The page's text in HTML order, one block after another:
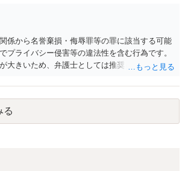
係から名誉棄損・侮辱罪等の罪に該当する可能
ライバシー侵害等の違法性を含む行為です。
大きいため、弁護士としては推奨しないことが
る